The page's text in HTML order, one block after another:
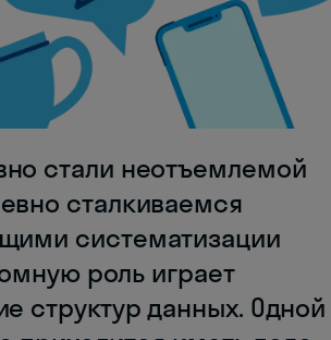
стали неотъемлемой
сталкиваемся
систематизации
роль играет
структур данных. Одной